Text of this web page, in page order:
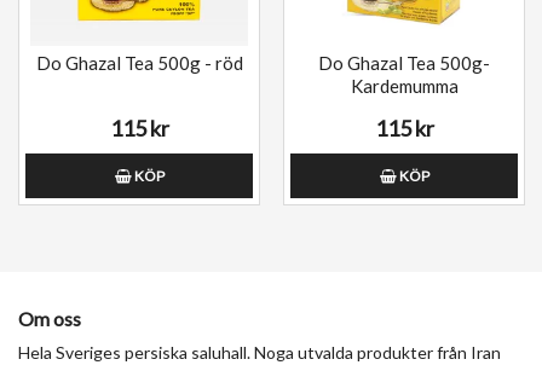
Do Ghazal Tea 500g - röd
115 kr
KÖP
Do Ghazal Tea 500g-
Kardemumma
115 kr
KÖP
Om oss
Hela Sveriges persiska saluhall. Noga utvalda produkter från Iran